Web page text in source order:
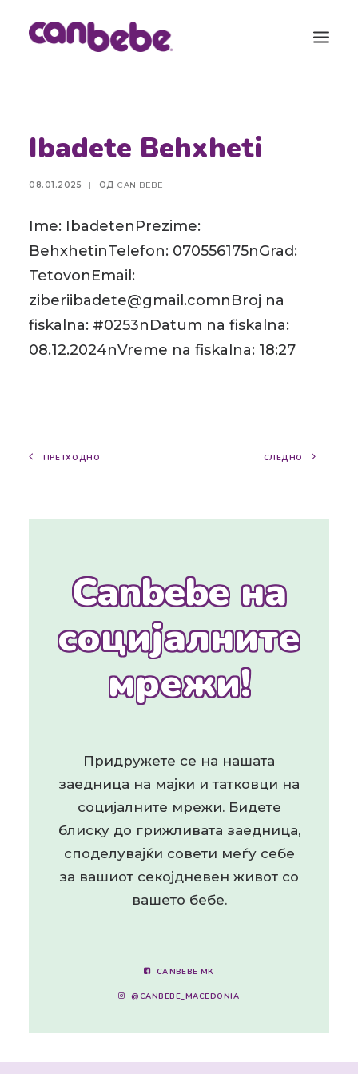
БЛОГ
SEARCH
Ibadete Behxheti
08.01.2025 | ОД CAN BEBE
Ime: IbadetenPrezime:
BehxhetinTelefon: 070556175nGrad:
TetovonEmail:
ziberiibadete@gmail.comnBroj na
fiskalna: #0253nDatum na fiskalna:
08.12.2024nVreme na fiskalna: 18:27
ПРЕТХОДНО СЛЕДНО
Canbebe на
социјалните
мрежи!
Придружете се на нашата
заедница на мајки и татковци на
социјалните мрежи. Бидете
блиску до грижливата заедница,
споделувајќи совети меѓу себе
за вашиот секојдневен живот со
вашето бебе.
CANBEBE МК
@CANBEBE_MACEDONIA